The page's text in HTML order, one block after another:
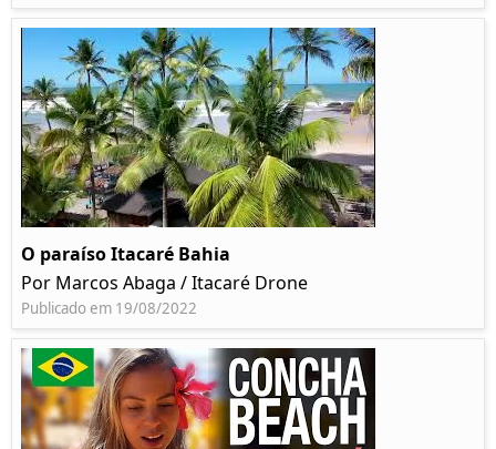
O paraíso Itacaré Bahia
Por Marcos Abaga / Itacaré Drone
Publicado em 19/08/2022